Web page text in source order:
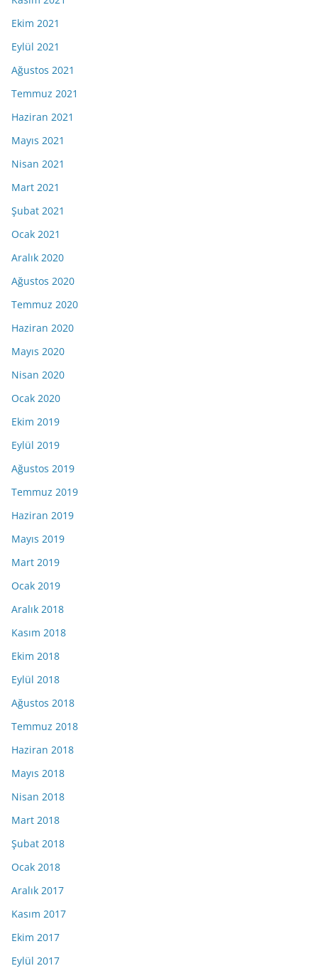
Ekim 2021
Eylül 2021
Ağustos 2021
Temmuz 2021
Haziran 2021
Mayıs 2021
Nisan 2021
Mart 2021
Şubat 2021
Ocak 2021
Aralık 2020
Ağustos 2020
Temmuz 2020
Haziran 2020
Mayıs 2020
Nisan 2020
Ocak 2020
Ekim 2019
Eylül 2019
Ağustos 2019
Temmuz 2019
Haziran 2019
Mayıs 2019
Mart 2019
Ocak 2019
Aralık 2018
Kasım 2018
Ekim 2018
Eylül 2018
Ağustos 2018
Temmuz 2018
Haziran 2018
Mayıs 2018
Nisan 2018
Mart 2018
Şubat 2018
Ocak 2018
Aralık 2017
Kasım 2017
Ekim 2017
Eylül 2017